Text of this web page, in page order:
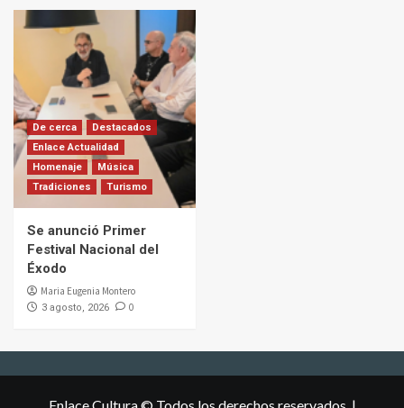
De cerca
Destacados
Enlace Actualidad
Homenaje
Música
Tradiciones
Turismo
Se anunció Primer
Festival Nacional del
Éxodo
Maria Eugenia Montero
3 agosto, 2026 0
Enlace Cultura © Todos los derechos reservados. |